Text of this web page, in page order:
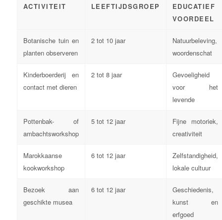
ACTIVITEIT LEEFTIJDSGROEP
EDUCATIEF
VOORDEEL
Botanische tuin en
planten observeren
2 tot 10 jaar
Natuurbeleving,
woordenschat
Kinderboerderij en
contact met dieren
2 tot 8 jaar
Gevoeligheid
voor het
levende
Pottenbak- of
ambachtsworkshop
5 tot 12 jaar
Fijne motoriek,
creativiteit
Marokkaanse
kookworkshop
6 tot 12 jaar
Zelfstandigheid,
lokale cultuur
Bezoek aan
geschikte musea
6 tot 12 jaar
Geschiedenis,
kunst en
erfgoed